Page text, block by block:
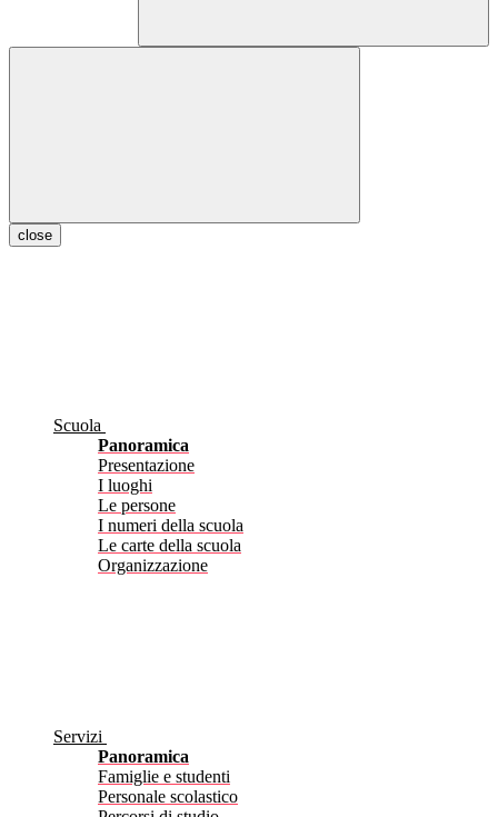
close
Scuola
Panoramica
Presentazione
I luoghi
Le persone
I numeri della scuola
Le carte della scuola
Organizzazione
Servizi
Panoramica
Famiglie e studenti
Personale scolastico